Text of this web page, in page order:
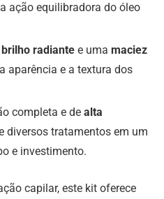
ação equilibradora do óleo
brilho radiante e uma maciez
aparência e a textura dos
completa e de alta
diversos tratamentos em um
e investimento.
capilar, este kit oferece